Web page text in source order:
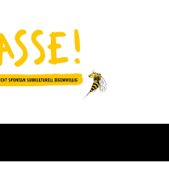
UFFBASSE!